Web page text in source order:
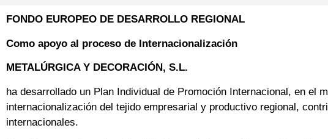
FONDO EUROPEO DE DESARROLLO REGIONAL
Como apoyo al proceso de Internacionalización
METALÚRGICA Y DECORACIÓN, S.L.
ha desarrollado un Plan Individual de Promoción Internacional, en el
internacionalización del tejido empresarial y productivo regional,
internacionales.